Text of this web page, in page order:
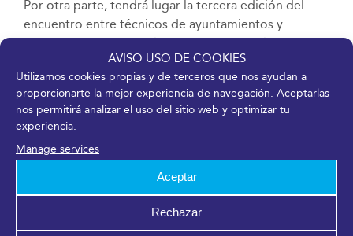
AVISO USO DE COOKIES
Utilizamos cookies propias y de terceros que nos ayudan a
proporcionarte la mejor experiencia de navegación. Aceptarlas
nos permitirá analizar el uso del sitio web y optimizar tu
experiencia.
Manage services
Aceptar
Rechazar
Por otra parte, tendrá lugar la tercera edición del
encuentro entre técnicos de ayuntamientos y
diputaciones provinciales que coordinará la Red
Innpulso con la colaboración de la Red de Ciudades
Inteligentes (RECI). Cabe destacar que Greencities &
S-Moving cuenta con la implicación y respaldo de las
principales redes de ciudades para potenciar la
presencia municipal.
Greencities & S-Moving desarrollará un programa de